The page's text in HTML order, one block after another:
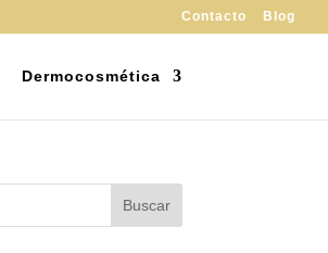
Contacto Blog
Dermocosmética